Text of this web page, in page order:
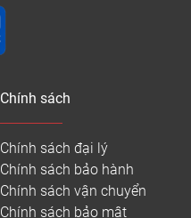
Chính sách
Chính sách đại lý
Chính sách bảo hành
Chính sách vận chuyển
Chính sách bảo mật